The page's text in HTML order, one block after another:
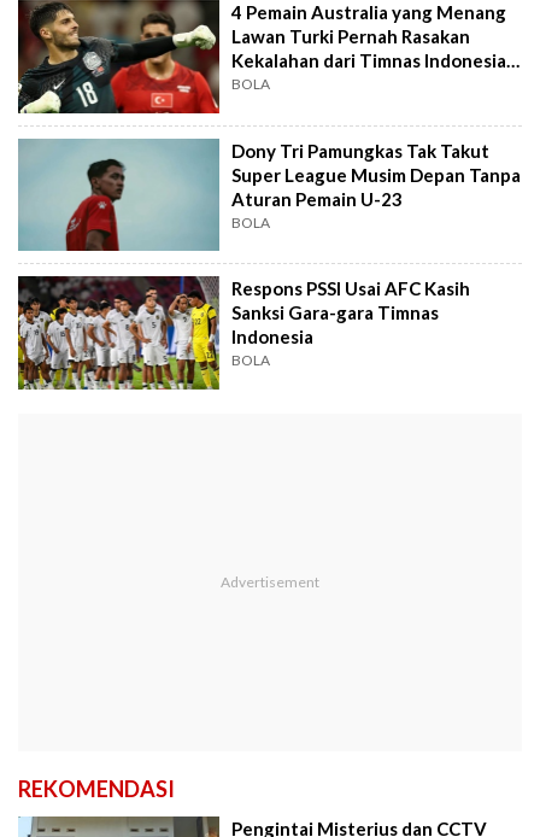
4 Pemain Australia yang Menang
Lawan Turki Pernah Rasakan
Kekalahan dari Timnas Indonesia
U-23
BOLA
Dony Tri Pamungkas Tak Takut
Super League Musim Depan Tanpa
Aturan Pemain U-23
BOLA
Respons PSSI Usai AFC Kasih
Sanksi Gara-gara Timnas
Indonesia
BOLA
REKOMENDASI
Pengintai Misterius dan CCTV